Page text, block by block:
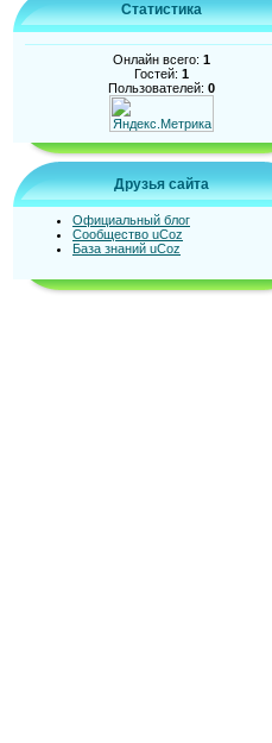
Статистика
Онлайн всего: 1
Гостей: 1
Пользователей: 0
Друзья сайта
Официальный блог
Сообщество uCoz
База знаний uCoz